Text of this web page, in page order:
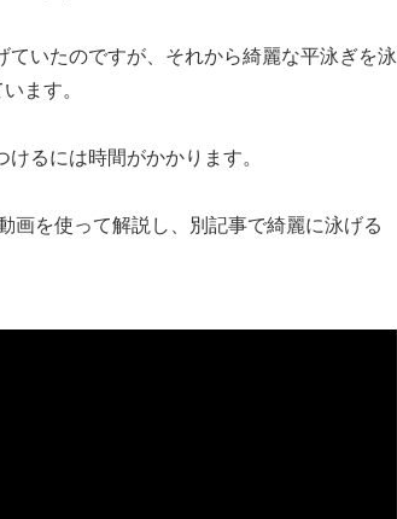
いたのですが、それから綺麗な平泳ぎを泳
ます。
るには時間がかかります。
画を使って解説し、別記事で綺麗に泳げる